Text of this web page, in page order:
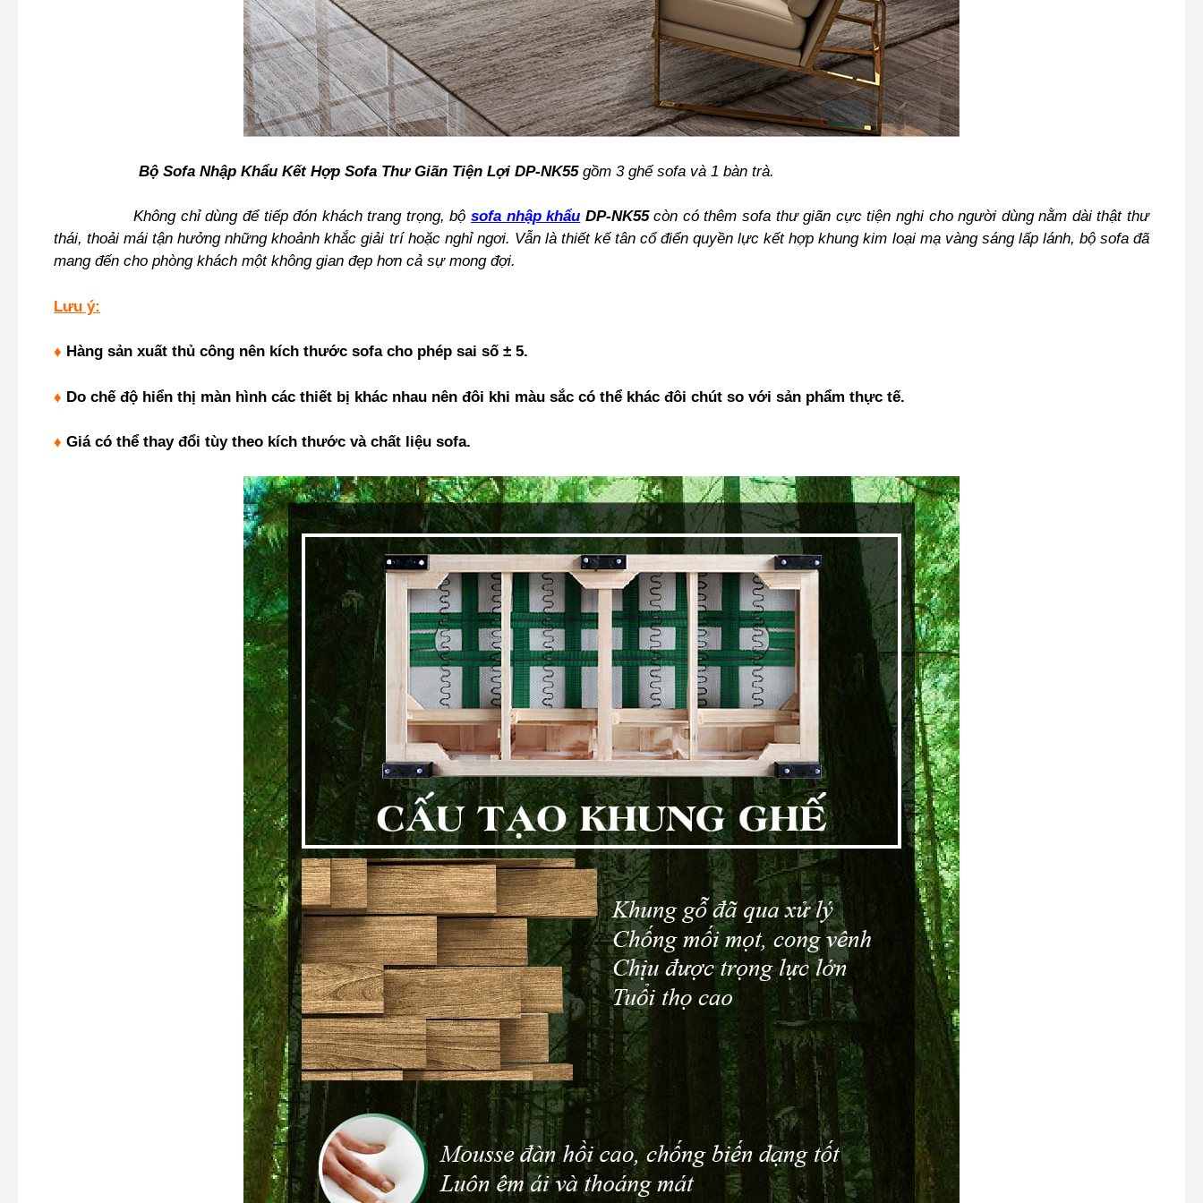
Bộ Sofa Nhập Khẩu Kết Hợp Sofa Thư Giãn Tiện Lợi DP-NK55 gồm 3 ghế sofa và 1 bàn trà.
Không chỉ dùng để tiếp đón khách trang trọng, bộsofa nhập khẩu DP-NK55còn có thêm sofa thư giãn cực tiện nghi cho người dùng nằm dài thật thư
thái, thoải mái tận hưởng những khoảnh khắc giải trí hoặc nghỉ ngơi. Vẫn là thiết kế tân cổ điển quyền lực kết hợp khung kim loại mạ vàng sáng lấp lánh, bộ sofa đã
mang đến cho phòng khách một không gian đẹp hơn cả sự mong đợi.
Lưu ý:
♦ Hàng sản xuất thủ công nên kích thước sofa cho phép sai số ± 5.
♦ Do chế độ hiển thị màn hình các thiết bị khác nhau nên đôi khi màu sắc có thể khác đôi chút so với sản phẩm thực tế.
♦ Giá có thể thay đổi tùy theo kích thước và chất liệu sofa.